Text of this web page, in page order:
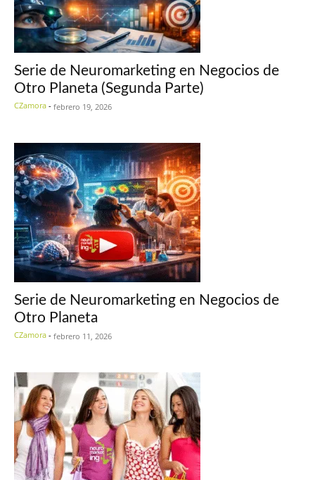
Serie de Neuromarketing en Negocios de
Otro Planeta (Segunda Parte)
CZamora - febrero 19, 2026
Serie de Neuromarketing en Negocios de
Otro Planeta
CZamora - febrero 11, 2026